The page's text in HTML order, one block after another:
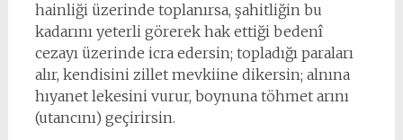
hainliği üzerinde toplanırsa, şahitliğin bu
kadarını yeterli görerek hak ettiği bedenî
cezayı üzerinde icra edersin; topladığı paraları
alır, kendisini zillet mevkiine dikersin; alnına
hıyanet lekesini vurur, boynuna töhmet arını
(utancını) geçirirsin.